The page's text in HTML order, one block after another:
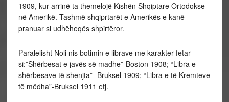
1909, kur arrinë ta themelojë Kishën Shqiptare Ortodokse
në Amerikë. Tashmë shqiprtarët e Amerikës e kanë
pranuar si udhëheqës shpirtëror.
Paralelisht Noli nis botimin e librave me karakter fetar
si:”Shërbesat e javës së madhe”-Boston 1908; “Libra e
shërbesave të shenjta”- Bruksel 1909; “Libra e të Kremteve
të mëdha”-Bruksel 1911 etj.